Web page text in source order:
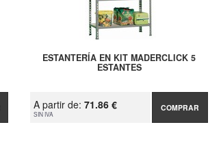
ESTANTERÍA EN KIT MADERCLICK 5
ESTANTES
A partir de: 71.86 €
SIN IVA
COMPRAR